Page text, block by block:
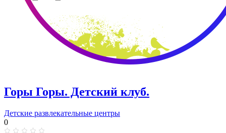
Горы Горы. ​Детский клуб.
Детские развлекательные центры
0